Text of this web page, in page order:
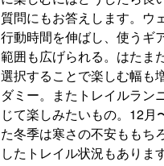
質問にもお答えします。ウ
行動時間を伸ばし、使うギ
範囲も広げられる。はたま
選択することで楽しむ幅も
ダミー。またトレイルラン
じて楽しみたいもの。12月
た冬季は寒さの不安ももち
したトレイル状況もありま